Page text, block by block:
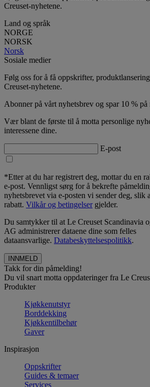
Creuset-nyhetene.
Land og språk
NORGE
NORSK
Norsk
Sosiale medier
Følg oss for å få oppskrifter,
Creuset-nyhetene.
Abonner på vårt nyhetsbrev og spar 10 %
Vær blant de første til å motta personlige
interessene dine.
E-post
*Etter at du har registrert deg, mottar du en
e-post. Vennligst sørg for å bekrefte
nyhetsbrevet via e-posten vi sender deg, slik
rabatt. Vilkår og betingelsergjelder.
Du samtykker til at Le Creuset Scandinavia
AG administrerer dataene dine som felles
dataansvarlige. Databeskyttelsespolitikk.
Takk for din påmelding!
Du vil snart motta oppdateringer fra Le
Produkter
Kjøkkenutstyr
Borddekking
Kjøkkentilbehør
Gaver
Inspirasjon
Oppskrifter
Guides & temaer
Services